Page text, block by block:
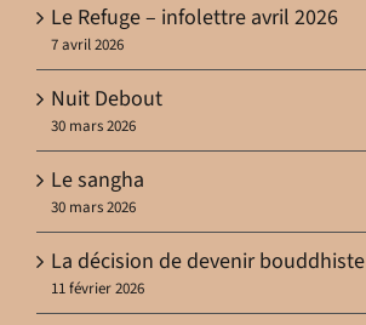
Le Refuge – infolettre avril 2026
7 avril 2026
Nuit Debout
30 mars 2026
Le sangha
30 mars 2026
La décision de devenir bouddhiste
11 février 2026